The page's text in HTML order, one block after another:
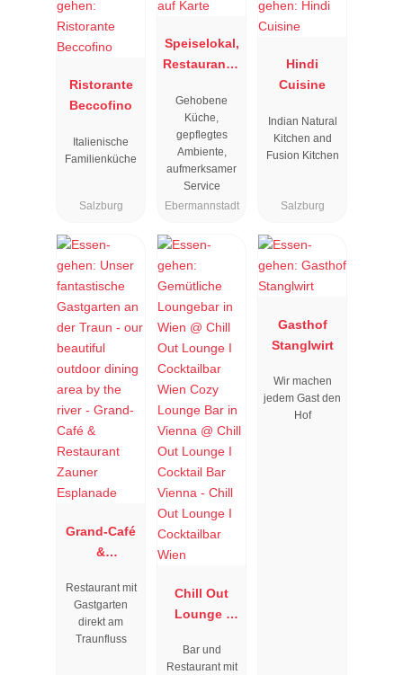
Ristorante
Beccofino
Italienische
Familienküche
Salzburg
Speiselokal,
Restaurant "
"
Gehobene
Küche,
gepflegtes
Ambiente,
aufmerksamer
Service
Ebermannstadt
Hindi
Cuisine
Indian Natural
Kitchen and
Fusion Kitchen
Salzburg
Grand-Café
&
Zauner
Esplanade
Restaurant mit
Gastgarten
direkt am
Traunfluss
Chill Out
Lounge I
Wien
Bar und
Restaurant mit
Gasthof
Stanglwirt
Wir machen
jedem Gast den
Hof